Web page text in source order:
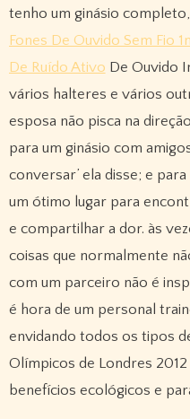
tenho um ginásio
Fones De Ouvido Sem Fio
De Ruído Ativo De Ouvido
vários halteres e vários
esposa não pisca na
para um ginásio com
conversar’ ela disse; e
um ótimo lugar para
e compartilhar a dor. às
coisas que normalmente
com um parceiro não é
é hora de um personal
envidando todos os tipos
Olímpicos de Londres
benefícios ecológicos e